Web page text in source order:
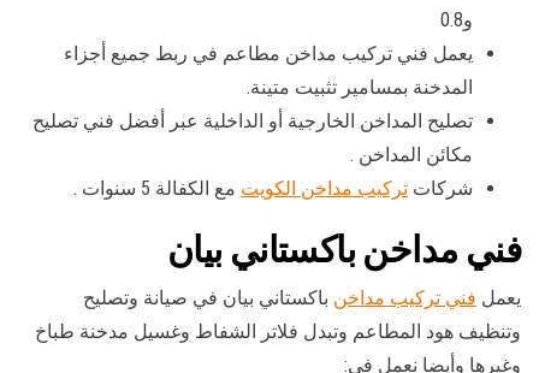
و0.8
يعمل فني تركيب مداخن مطاعم في ربط جميع أجزاء
المدخنة بمسامير تثبيت متينة.
تصليح المداخن الخارجية أو الداخلية عبر أفضل فني تصليح
مكائن المداخن .
شركات تركيب مداخن الكويت مع الكفالة 5 سنوات .
فني مداخن باكستاني بيان
يعمل فني تركيب مداخن باكستاني بيان في صيانة وتصليح
وتنظيف هود المطاعم وتبدل فلاتر الشفاط وغسيل مدخنة طباخ
وغيرها وأيضا نعمل في: